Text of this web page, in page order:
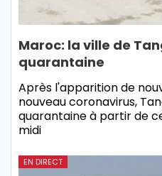
Maroc: la ville de
quarantaine
Après l'apparition de
nouveau coronavirus,
quarantaine à partir de
midi
EN DIRECT